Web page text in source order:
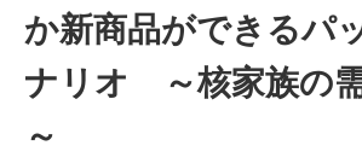
か新商品ができるパ
ナリオ ～核家族の
～